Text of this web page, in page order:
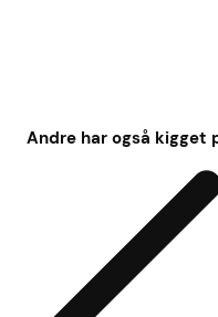
Andre har også kigget